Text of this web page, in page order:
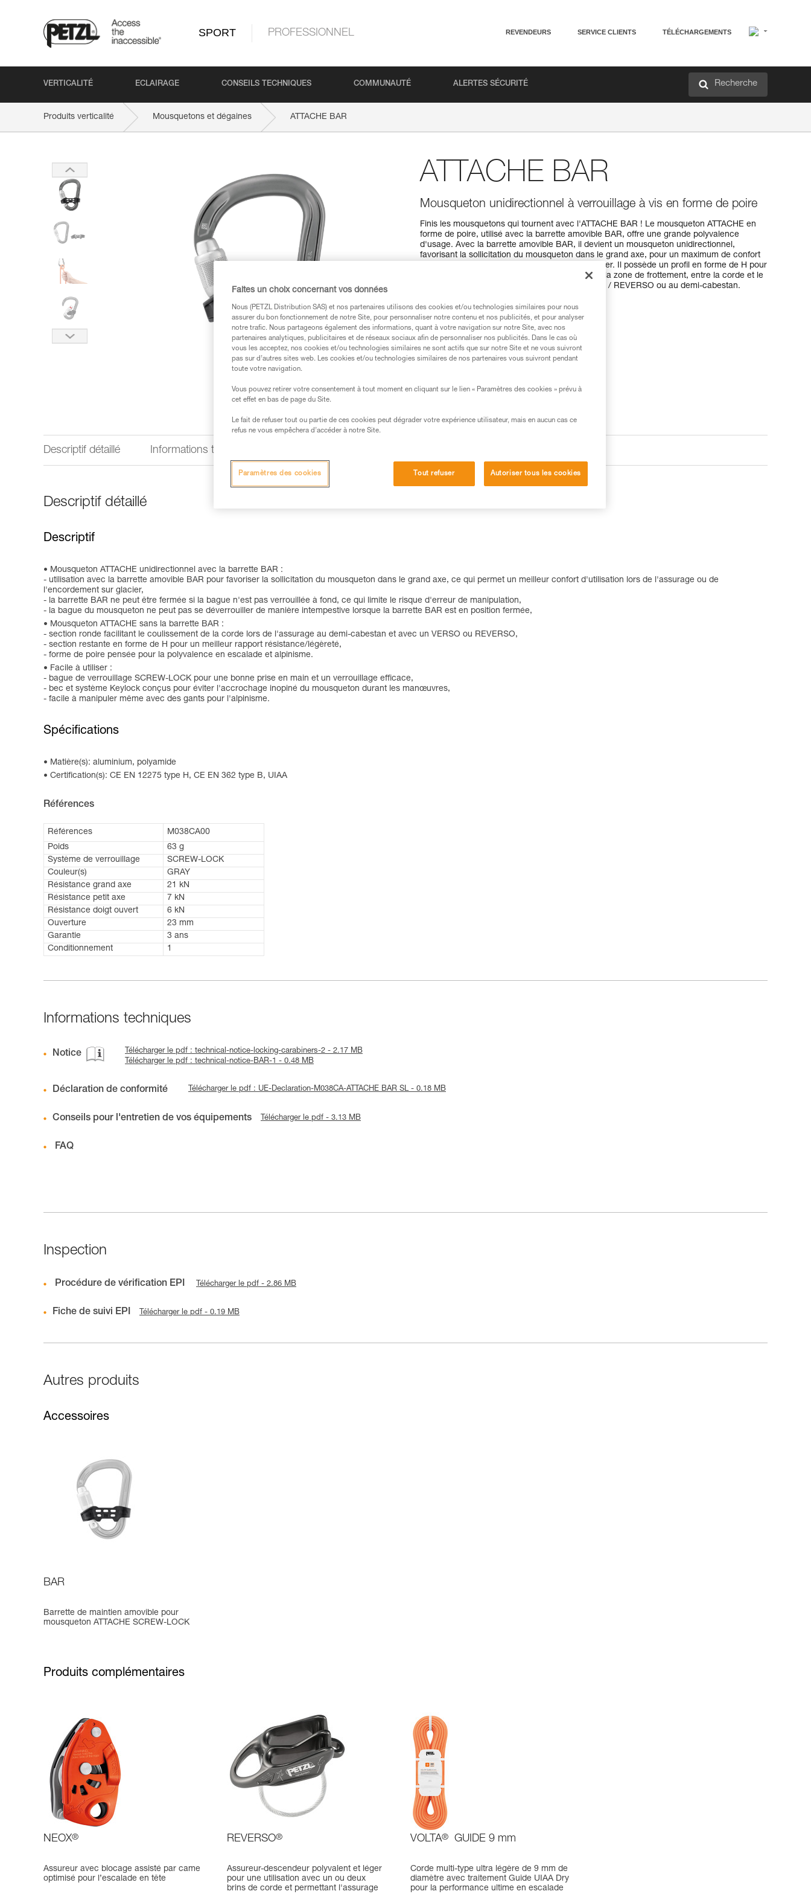
SPORT PROFESSIONNEL REVENDEURS SERVICE CLIENTS TÉLÉCHARGEMENTS
VERTICALITÉ ECLAIRAGE CONSEILS TECHNIQUES COMMUNAUTÉ ALERTES SÉCURITÉ Recherche
Produits verticalité Mousquetons et dégaines ATTACHE BAR
ATTACHE BAR
Mousqueton unidirectionnel à verrouillage à vis en forme de poire
Finis les mousquetons qui tournent avec l'ATTACHE BAR ! Le mousqueton ATTACHE en
forme de poire, utilisé avec la barrette amovible BAR, offre une grande polyvalence
d'usage. Avec la barrette amovible BAR, il devient un mousqueton unidirectionnel,
favorisant la sollicitation du mousqueton dans le grand axe, pour un maximum de confort
lors de l'assurage ou de l'encordement sur glacier. Il possède un profil en forme de H pour
la légèreté et comporte une section ronde dans la zone de frottement, entre la corde et le
mousqueton, pour faciliter l'assurage au VERSO / REVERSO ou au demi-cabestan.
Trouvez un revendeur
Descriptif détaillé Informations techniques
Descriptif détaillé
Descriptif
Mousqueton ATTACHE unidirectionnel avec la barrette BAR :
- utilisation avec la barrette amovible BAR pour favoriser la sollicitation du mousqueton dans le grand axe, ce qui permet un meilleur confort d'utilisation lors de l'assurage ou de
l'encordement sur glacier,
- la barrette BAR ne peut être fermée si la bague n'est pas verrouillée à fond, ce qui limite le risque d'erreur de manipulation,
- la bague du mousqueton ne peut pas se déverrouiller de manière intempestive lorsque la barrette BAR est en position fermée,
Mousqueton ATTACHE sans la barrette BAR :
- section ronde facilitant le coulissement de la corde lors de l'assurage au demi-cabestan et avec un VERSO ou REVERSO,
- section restante en forme de H pour un meilleur rapport résistance/légèreté,
- forme de poire pensée pour la polyvalence en escalade et alpinisme.
Facile à utiliser :
- bague de verrouillage SCREW-LOCK pour une bonne prise en main et un verrouillage efficace,
- bec et système Keylock conçus pour éviter l'accrochage inopiné du mousqueton durant les manœuvres,
- facile à manipuler même avec des gants pour l'alpinisme.
Spécifications
Matière(s): aluminium, polyamide
Certification(s): CE EN 12275 type H, CE EN 362 type B, UIAA
Références
Références
M038CA00
Poids
63 g
Système de verrouillage
SCREW-LOCK
Couleur(s)
GRAY
Résistance grand axe
21 kN
Résistance petit axe
7 kN
Résistance doigt ouvert
6 kN
Ouverture
23 mm
Garantie
3 ans
Conditionnement
1
Informations techniques
Notice
Télécharger le pdf : technical-notice-locking-carabiners-2 - 2.17 MB
Télécharger le pdf : technical-notice-BAR-1 - 0.48 MB
Déclaration de conformité Télécharger le pdf : UE-Declaration-M038CA-ATTACHE BAR SL - 0.18 MB
Conseils pour l'entretien de vos équipements Télécharger le pdf - 3.13 MB
FAQ
Inspection
Procédure de vérification EPI Télécharger le pdf - 2.86 MB
Fiche de suivi EPI Télécharger le pdf - 0.19 MB
Autres produits
Accessoires
BAR
Barrette de maintien amovible pour
mousqueton ATTACHE SCREW-LOCK
Produits complémentaires
NEOX®
Assureur avec blocage assisté par came
optimisé pour l’escalade en tête
REVERSO®
Assureur-descendeur polyvalent et léger
pour une utilisation avec un ou deux
brins de corde et permettant l'assurage
VOLTA® GUIDE 9 mm
Corde multi-type ultra légère de 9 mm de
diamètre avec traitement Guide UIAA Dry
pour la performance ultime en escalade
Faites un choix concernant vos données
Nous (PETZL Distribution SAS) et nos partenaires utilisons des cookies et/ou technologies similaires pour nous
assurer du bon fonctionnement de notre Site, pour personnaliser notre contenu et nos publicités, et pour analyser
notre trafic. Nous partageons également des informations, quant à votre navigation sur notre Site, avec nos
partenaires analytiques, publicitaires et de réseaux sociaux afin de personnaliser nos publicités. Dans le cas où
vous les acceptez, nos cookies et/ou technologies similaires ne sont actifs que sur notre Site et ne vous suivront
pas sur d’autres sites web. Les cookies et/ou technologies similaires de nos partenaires vous suivront pendant
toute votre navigation.
Vous pouvez retirer votre consentement à tout moment en cliquant sur le lien « Paramètres des cookies » prévu à
cet effet en bas de page du Site.
Le fait de refuser tout ou partie de ces cookies peut dégrader votre expérience utilisateur, mais en aucun cas ce
refus ne vous empêchera d’accéder à notre Site.
Tout refuser Autoriser tous les cookies
Paramètres des cookies